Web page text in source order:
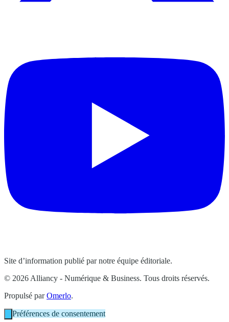
Site d’information publié par notre équipe éditoriale.
© 2026 Alliancy - Numérique & Business. Tous droits réservés.
Propulsé parOmerlo.
Préférences de consentement